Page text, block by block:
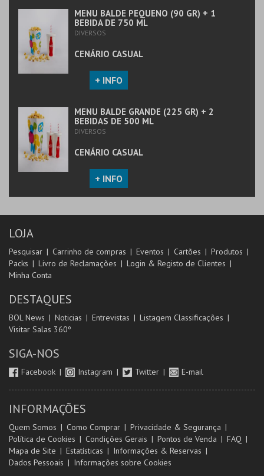
MENU BALDE PEQUENO (90 GR) + 1
BEBIDA DE 750 ML
DIVERSOS
CENÁRIO CASUAL
+ INFO
MENU BALDE GRANDE (225 GR) + 2
BEBIDAS DE 500 ML
DIVERSOS
CENÁRIO CASUAL
+ INFO
LOJA
Pesquisar Carrinho de compras Eventos Cartões
Produtos
Packs
Livro de Reclamações
Login & Registo de Clientes
Minha Conta
DESTAQUES
BOL News Noticias Entrevistas
Listagem Classificações
Visitar Salas 360º
SIGA-NOS
Facebook Instagram Twitter E-mail
INFORMAÇÕES
Quem Somos Como Comprar
Privacidade & Segurança
Política de Cookies
Condições Gerais Pontos de Venda
FAQ
Mapa de Site
Estatísticas
Informações & Reservas
Dados Pessoais
Informações sobre Cookies